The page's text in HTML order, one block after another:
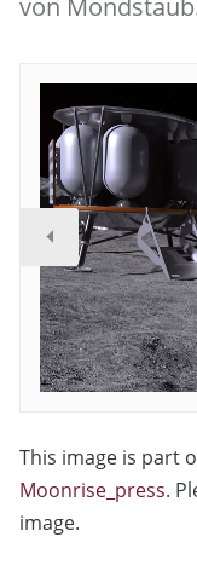
This image is part
Moonrise_press.
image.